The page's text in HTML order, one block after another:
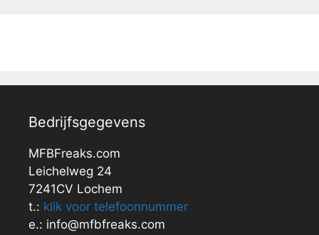
Bedrijfsgegevens
MFBFreaks.com
Leichelweg 24
7241CV Lochem
t.: klik voor telefoonnummer
e.: info@mfbfreaks.com